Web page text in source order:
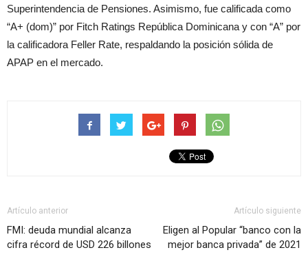
Superintendencia de Pensiones. Asimismo, fue calificada como
“A+ (dom)” por Fitch Ratings República Dominicana y con “A” por
la calificadora Feller Rate, respaldando la posición sólida de
APAP en el mercado.
Artículo anterior
FMI: deuda mundial alcanza
cifra récord de USD 226 billones
Artículo siguiente
Eligen al Popular “banco con la
mejor banca privada” de 2021